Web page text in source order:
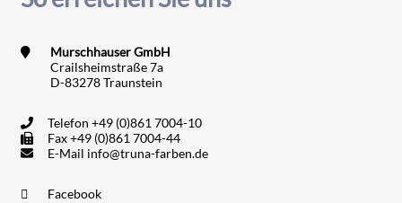
Murschhauser GmbH
Crailsheimstraße 7a
D-83278 Traunstein
Telefon +49 (0)861 7004-10
Fax+49 (0)861 7004-44
E-Mail info@truna-farben.de
Facebook